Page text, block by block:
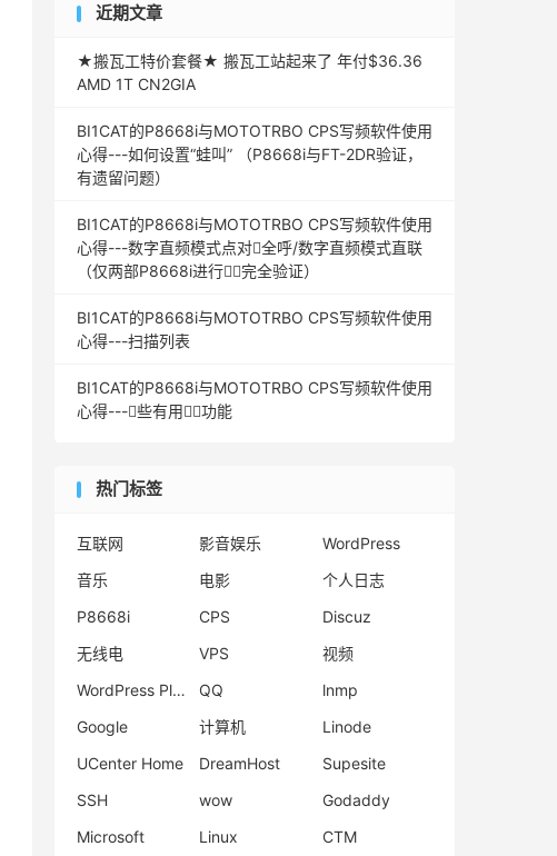
近期文章
★搬瓦工特价套餐★ 搬瓦工站起来了 年付$36.36
AMD 1T CN2GIA
BI1CAT的P8668i与MOTOTRBO CPS写频软件使用
心得---如何设置“蛙叫” （P8668i与FT-2DR验证，
有遗留问题）
BI1CAT的P8668i与MOTOTRBO CPS写频软件使用
心得---数字直频模式点对全呼/数字直频模式直联
（仅两部P8668i进行完全验证）
BI1CAT的P8668i与MOTOTRBO CPS写频软件使用
心得---扫描列表
BI1CAT的P8668i与MOTOTRBO CPS写频软件使用
心得---些有用功能
热门标签
互联网 影音娱乐
WordPress
音乐
电影
个人日志
P8668i
CPS
Discuz
无线电
VPS
视频
WordPress Plugins
QQ
lnmp
Google
计算机
Linode
UCenter Home
DreamHost
Supesite
SSH
wow
Godaddy
Microsoft
Linux
CTM